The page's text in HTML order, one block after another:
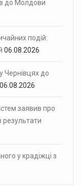
до Молдови
подій:
06.08.2026
Чернівцях до
06.08.2026
заявив про
у крадіжці з